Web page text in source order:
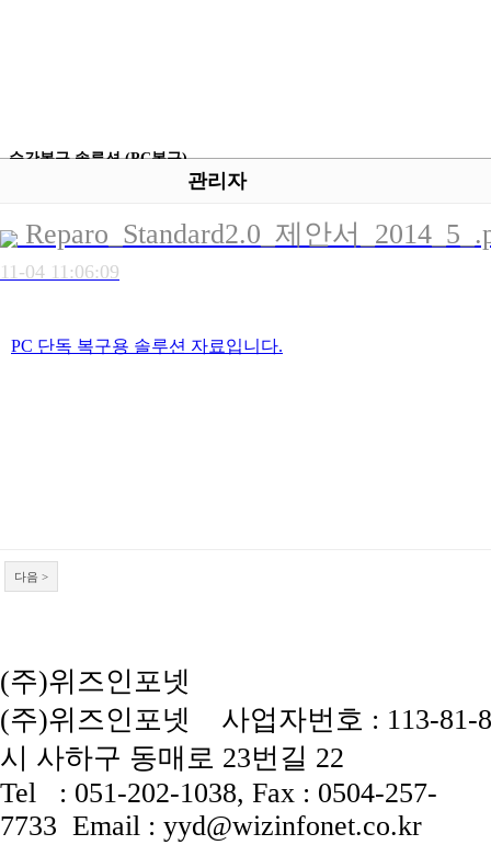
순간복구 솔루션 (PC복구)
관리자
Reparo_Standard2.0_제안서
11-04 11:06:09
PC 단독 복구용 솔루션 자료입니다.
다음 >
(주)위즈인포넷
(주)위즈인포넷 사업자번호 : 113-
시 사하구 동매로 23번길 22
Tel : 051-202-1038, Fax : 0504-257-
7733 Email : yyd@wizinfonet.co.kr